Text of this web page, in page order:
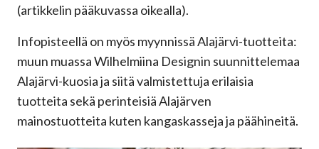
(artikkelin pääkuvassa oikealla).
Infopisteellä on myös myynnissä Alajärvi-tuotteita:
muun muassa Wilhelmiina Designin suunnittelemaa
Alajärvi-kuosia ja siitä valmistettuja erilaisia
tuotteita sekä perinteisiä Alajärven
mainostuotteita kuten kangaskasseja ja päähineitä.